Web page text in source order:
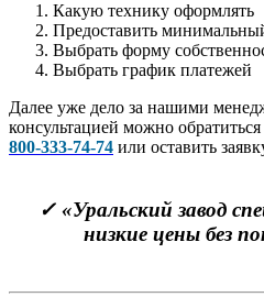
Какую технику оформлять
Предоставить
Выбрать форму
Выбрать график платежей
Далее уже дело за нашими
консультацией можно
800-333-74-74 или оставить
✓«Уральский завод
низкие цены без